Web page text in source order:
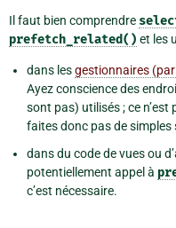
Il faut bien comprendre
prefetch_related() et les
dans lesgestionnaires
Ayez conscience des
sont pas) utilisés ; ce
faites donc pas de
dans du code de vues ou
potentiellement appel à
c’est nécessaire.